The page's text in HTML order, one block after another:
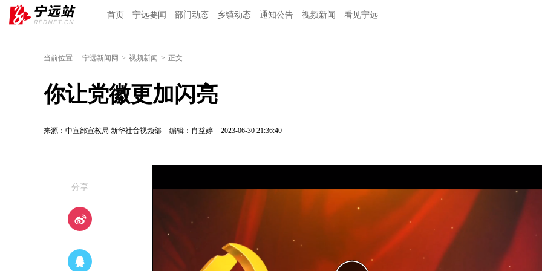
首页 宁远要闻 部门动态 乡镇动态 通知公告 视频新闻 看见宁远
当前位置: 宁远新闻网 > 视频新闻 > 正文
你让党徽更加闪亮
来源：中宣部宣教局 新华社音视频部 编辑：肖益婷 2023-06-30 21:36:40
—分享—